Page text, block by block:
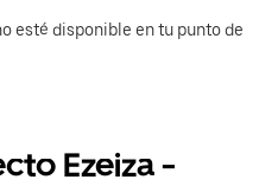
esté disponible en tu punto de
Ezeiza -